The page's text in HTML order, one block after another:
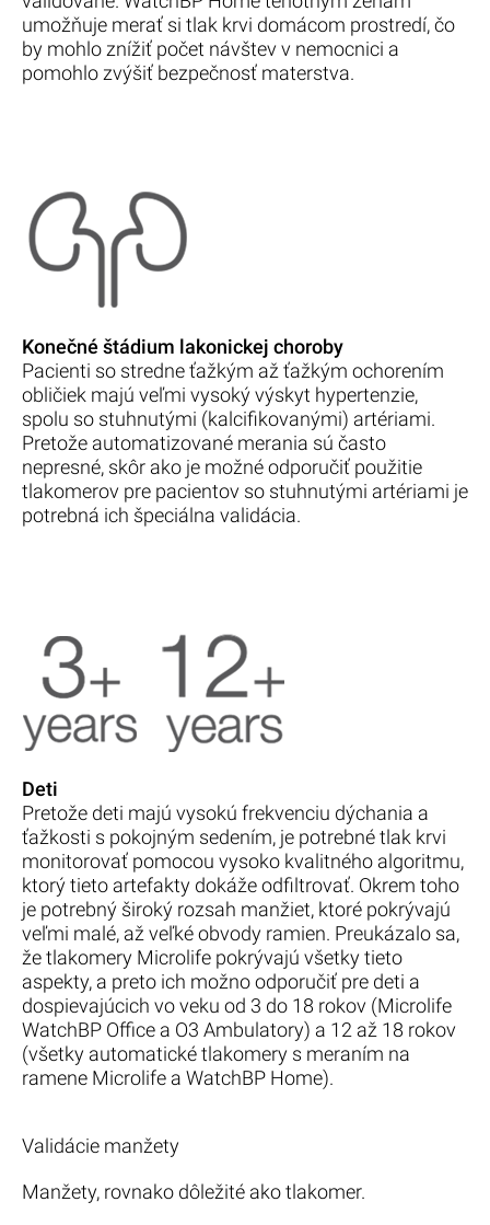
umožňuje merať si tlak krvi domácom prostredí, čo
by mohlo znížiť počet návštev v nemocnici a
pomohlo zvýšiť bezpečnosť materstva.
Konečné štádium lakonickej choroby
Pacienti so stredne ťažkým až ťažkým ochorením
obličiek majú veľmi vysoký výskyt hypertenzie,
spolu so stuhnutými (kalcifikovanými) artériami.
Pretože automatizované merania sú často
nepresné, skôr ako je možné odporučiť použitie
tlakomerov pre pacientov so stuhnutými artériami je
potrebná ich špeciálna validácia.
Deti
Pretože deti majú vysokú frekvenciu dýchania a
ťažkosti s pokojným sedením, je potrebné tlak krvi
monitorovať pomocou vysoko kvalitného algoritmu,
ktorý tieto artefakty dokáže odfiltrovať. Okrem toho
je potrebný široký rozsah manžiet, ktoré pokrývajú
veľmi malé, až veľké obvody ramien. Preukázalo sa,
že tlakomery Microlife pokrývajú všetky tieto
aspekty, a preto ich možno odporučiť pre deti a
dospievajúcich vo veku od 3 do 18 rokov (Microlife
WatchBP Office a O3 Ambulatory) a 12 až 18 rokov
(všetky automatické tlakomery s meraním na
ramene Microlife a WatchBP Home).
Validácie manžety
Manžety, rovnako dôležité ako tlakomer.